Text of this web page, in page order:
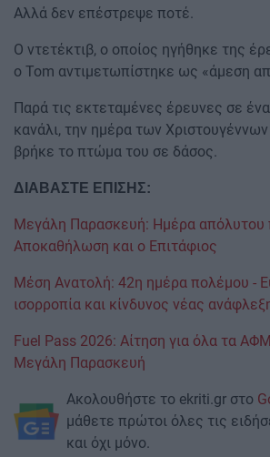
Αλλά δεν επέστρεψε ποτέ.
Ο ντετέκτιβ, ο οποίος ηγήθηκε της
ο Tom αντιμετωπίστηκε ως «άμεση
Παρά τις εκτεταμένες έρευνες σε
κανάλι, την ημέρα των
βρήκε το πτώμα του σε δάσος.
ΔΙΑΒΑΣΤΕ ΕΠΙΣΗΣ:
Μεγάλη Παρασκευή: Ημέρα απόλυτου
Αποκαθήλωση και ο Επιτάφιος
Μέση Ανατολή: 42η ημέρα πολέμου -
ισορροπία και κίνδυνος νέας
Fuel Pass 2026: Αίτηση για όλα τα
Μεγάλη Παρασκευή
Ακολουθήστε το ekriti.gr στο
μάθετε πρώτοι όλες τις
και όχι μόνο.